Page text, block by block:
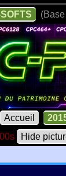
Accueil
Hide